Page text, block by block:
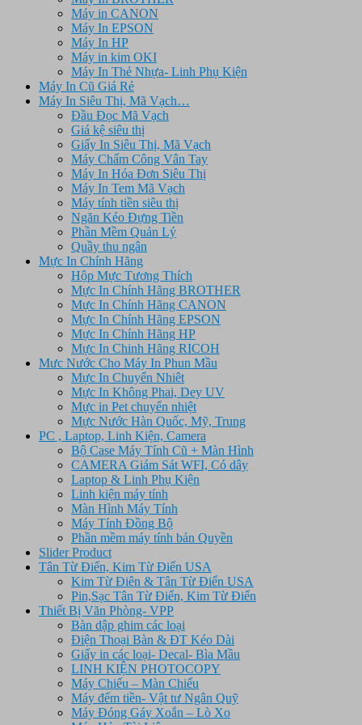
Máy in CANON
Máy In EPSON
Máy In HP
Máy in kim OKI
Máy In Thẻ Nhựa- Linh Phụ Kiện
Máy In Cũ Giá Rẻ
Máy In Siêu Thị, Mã Vạch…
Đầu Đọc Mã Vạch
Giá kệ siêu thị
Giấy In Siêu Thị, Mã Vạch
Máy Chấm Công Vân Tay
Máy In Hóa Đơn Siêu Thị
Máy In Tem Mã Vạch
Máy tính tiền siêu thị
Ngăn Kéo Đựng Tiền
Phần Mềm Quản Lý
Quầy thu ngân
Mực In Chính Hãng
Hộp Mực Tương Thích
Mực In Chính Hãng BROTHER
Mực In Chính Hãng CANON
Mực In Chính Hãng EPSON
Mực In Chính Hãng HP
Mực In Chinh Hãng RICOH
Mưc Nước Cho Máy In Phun Mầu
Mực In Chuyển Nhiêt
Mực In Không Phai, Dey UV
Mực in Pet chuyển nhiệt
Mực Nước Hàn Quốc, Mỹ, Trung
PC , Laptop, Linh Kiện, Camera
Bộ Case Máy Tính Cũ + Màn Hình
CAMERA Giám Sát WFI, Có dây
Laptop & Linh Phụ Kiện
Linh kiện máy tính
Màn Hình Máy Tính
Máy Tính Đồng Bộ
Phần mềm máy tính bản Quyền
Slider Product
Tân Từ Điển, Kim Từ Điển USA
Kim Từ Điên & Tân Từ Điển USA
Pin,Sạc Tân Từ Điển, Kim Từ Điển
Thiết Bị Văn Phòng- VPP
Bàn dập ghim các loại
Điện Thoại Bàn & ĐT Kéo Dài
Giấy in các loại- Decal- Bìa Mầu
LINH KIỆN PHOTOCOPY
Máy Chiếu – Màn Chiếu
Máy đếm tiền- Vật tư Ngân Quỹ
Máy Đóng Gáy Xoắn – Lò Xo